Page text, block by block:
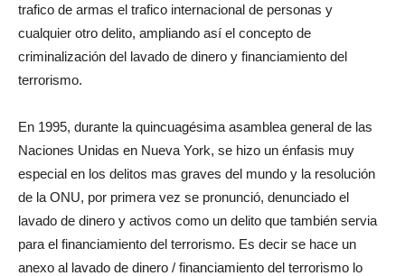
trafico de armas el trafico internacional de personas y
cualquier otro delito, ampliando así el concepto de
criminalización del lavado de dinero y financiamiento del
terrorismo.
En 1995, durante la quincuagésima asamblea general de las
Naciones Unidas en Nueva York, se hizo un énfasis muy
especial en los delitos mas graves del mundo y la resolución
de la ONU, por primera vez se pronunció, denunciado el
lavado de dinero y activos como un delito que también servia
para el financiamiento del terrorismo. Es decir se hace un
anexo al lavado de dinero / financiamiento del terrorismo lo